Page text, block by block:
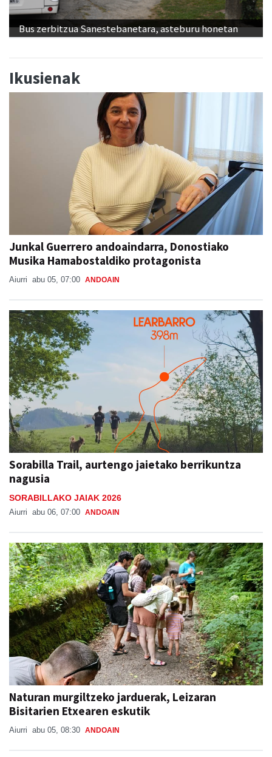
Bus zerbitzua Sanestebanetara, asteburu honetan
Ikusienak
Junkal Guerrero andoaindarra, Donostiako
Musika Hamabostaldiko protagonista
Aiurri abu 05, 07:00 ANDOAIN
Sorabilla Trail, aurtengo jaietako berrikuntza
nagusia
SORABILLAKO JAIAK 2026
Aiurri abu 06, 07:00 ANDOAIN
Naturan murgiltzeko jarduerak, Leizaran
Bisitarien Etxearen eskutik
Aiurri abu 05, 08:30 ANDOAIN